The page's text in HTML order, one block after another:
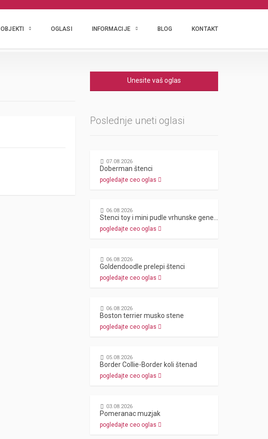
OBJEKTI OGLASI INFORMACIJE BLOG KONTAKT
Unesite vaš oglas
Poslednje uneti oglasi
07.08.2026
Doberman štenci
pogledajte ceo oglas
06.08.2026
pogledajte ceo oglas
06.08.2026
Goldendoodle prelepi štenci
pogledajte ceo oglas
06.08.2026
Boston terrier musko stene
pogledajte ceo oglas
05.08.2026
Border Collie-Border koli štenad
pogledajte ceo oglas
03.08.2026
Pomeranac muzjak
pogledajte ceo oglas